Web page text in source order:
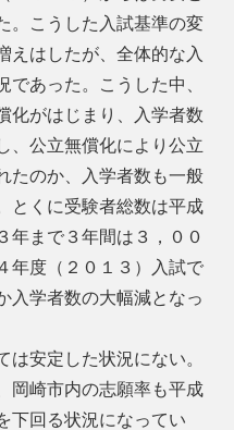
。こうした入試基準の変
えはしたが、全体的な入
あった。こうした中、
化がはじまり、入学者数
、公立無償化により公立
たのか、入学者数も一般
とくに受験者総数は平成
年まで３年間は３，００
年度（２０１３）入試で
入学者数の大幅減となっ
は安定した状況にない。
岡崎市内の志願率も平成
下回る状況になってい